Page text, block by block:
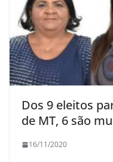
Dos 9 eleitos
de MT, 6 são
16/11/2020